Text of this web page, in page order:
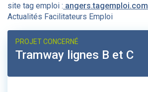
site tag emploi : angers.tagemploi.com
Actualités Facilitateurs Emploi
PROJET CONCERNÉ
Tramway lignes B et C